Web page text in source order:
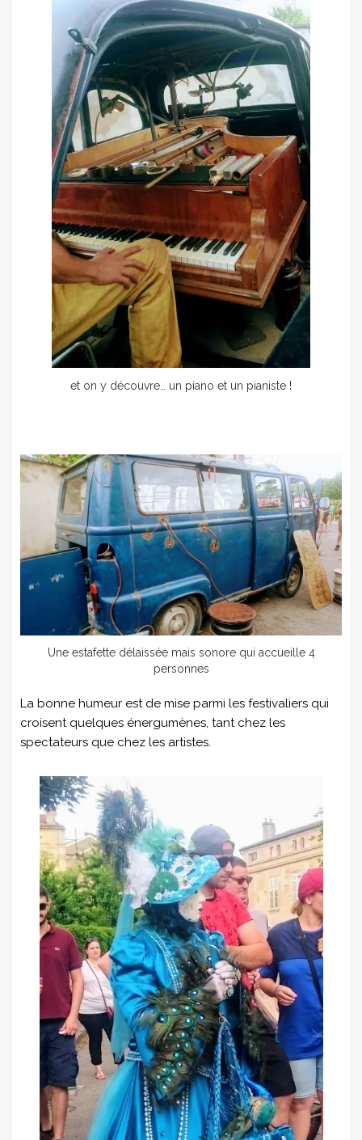
et on y découvre… un piano et un pianiste !
Une estafette délaissée mais sonore qui accueille 4
personnes
La bonne humeur est de mise parmi les festivaliers qui
croisent quelques énergumènes, tant chez les
spectateurs que chez les artistes.